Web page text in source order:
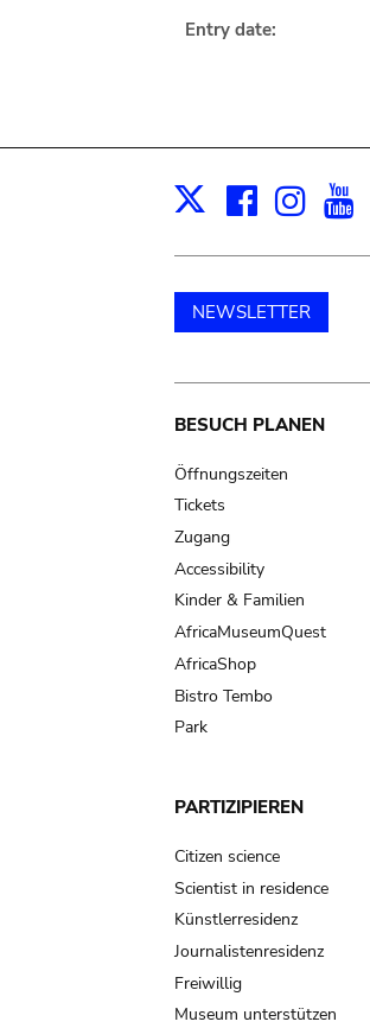
Entry date:
X
NEWSLETTER
Main
navigation
BESUCH PLANEN
Öffnungszeiten
Tickets
Zugang
Accessibility
Kinder & Familien
AfricaMuseumQuest
AfricaShop
Bistro Tembo
Park
PARTIZIPIEREN
Citizen science
Scientist in residence
Künstlerresidenz
Journalistenresidenz
Freiwillig
Museum unterstützen